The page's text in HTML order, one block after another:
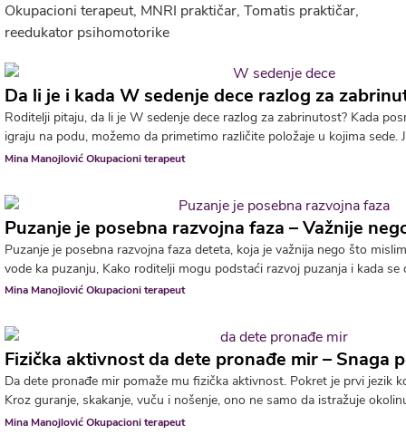
Okupacioni terapeut, MNRI praktičar, Tomatis praktičar,
reedukator psihomotorike
Da li je i kada W sedenje dece razlog za
Roditelji pitaju, da li je W sedenje dece razlog za zabrinutost? Kada
igraju na podu, možemo da primetimo različite položaje u kojima sede.
Mina Manojlović Okupacioni terapeut
Puzanje je posebna razvojna faza – Važnije
Puzanje je posebna razvojna faza deteta, koja je važnija nego što
vode ka puzanju, Kako roditelji mogu podstaći razvoj puzanja i kada se
Mina Manojlović Okupacioni terapeut
Fizička aktivnost da dete pronađe mir – Snaga
Da dete pronađe mir pomaže mu fizička aktivnost. Pokret je prvi jezik
Kroz guranje, skakanje, vuču i nošenje, ono ne samo da istražuje
Mina Manojlović Okupacioni terapeut